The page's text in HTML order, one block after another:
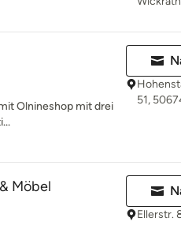
Sternen
Olnineshop mit drei
51,
Möbel
Sternen
Ellerstr.